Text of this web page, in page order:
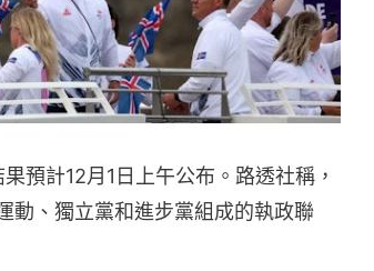
預計12月1日上午公布。路透社稱，
動、獨立黨和進步黨組成的執政聯